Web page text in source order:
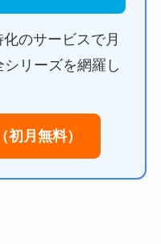
のサービスで月
リーズを網羅し
月無料）